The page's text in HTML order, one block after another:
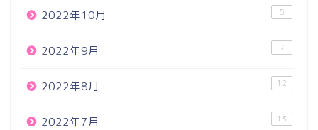
2022年10月 5
2022年9月 7
2022年8月 12
2022年7月 13